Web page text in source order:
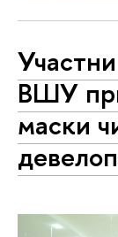
ВШУ
маски